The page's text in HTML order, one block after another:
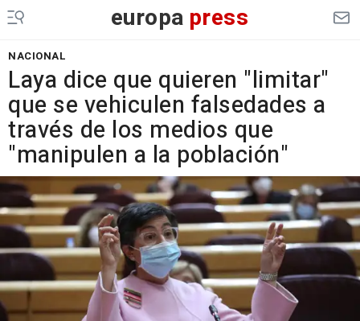
europa press
NACIONAL
Laya dice que quieren "limitar"
que se vehiculen falsedades a
través de los medios que
"manipulen a la población"